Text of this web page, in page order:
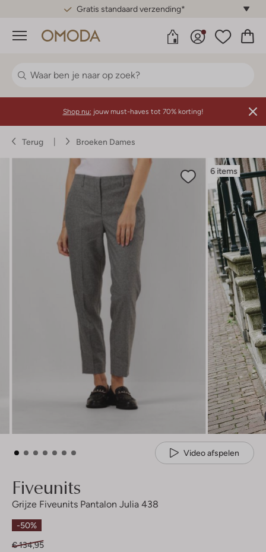
Gratis standaard verzending*
Menu
Shop nu: jouw must-haves tot 70% korting!
Terug Broeken Dames
6 items
Video afspelen
Fiveunits
Grijze Fiveunits Pantalon Julia 438
-50%
€ 134,95